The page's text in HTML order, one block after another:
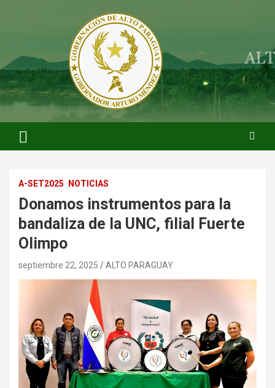
ARTUROMENDEZ.ORG
ARTURO MENDEZ GOBERNADOR 2023
A-SET2025 NOTICIAS
Donamos instrumentos para la
bandaliza de la UNC, filial Fuerte
Olimpo
septiembre 22, 2025 ALTO PARAGUAY